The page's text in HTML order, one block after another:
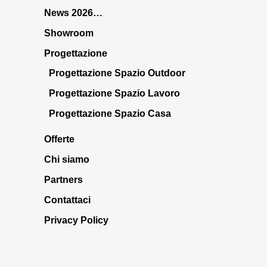
News 2026…
Showroom
Progettazione
Progettazione Spazio Outdoor
Progettazione Spazio Lavoro
Progettazione Spazio Casa
Offerte
Chi siamo
Partners
Contattaci
Privacy Policy